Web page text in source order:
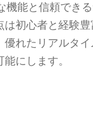
機能と信頼でき
初心者と経験
れたリアルタ
にします。